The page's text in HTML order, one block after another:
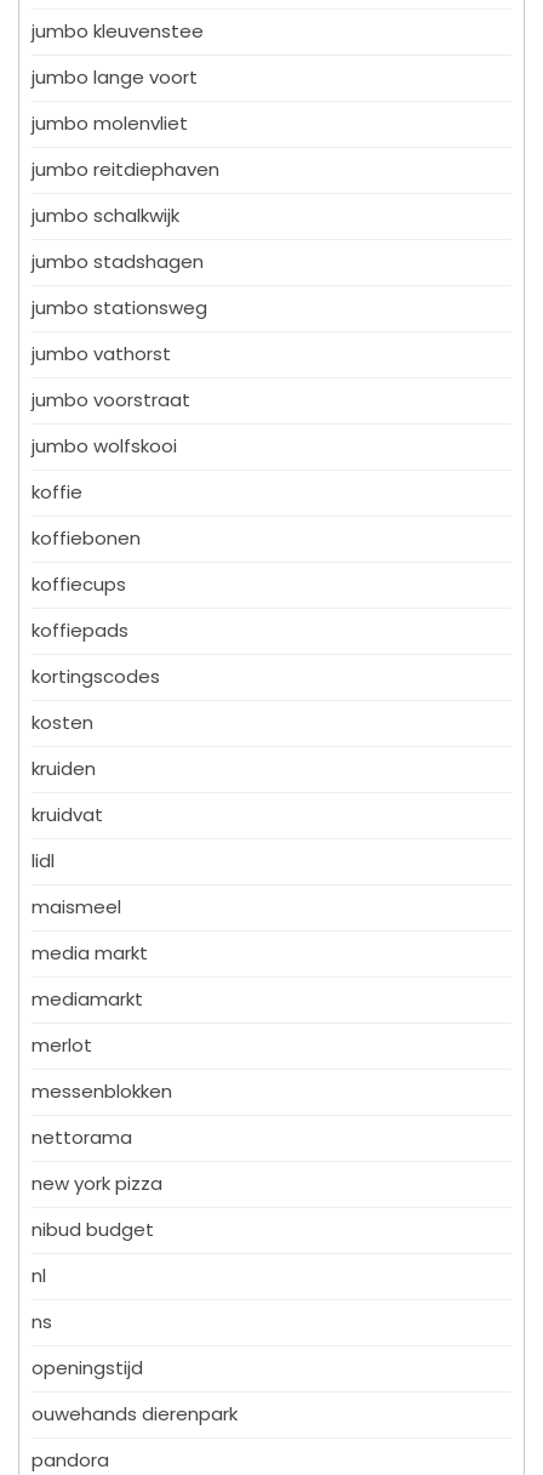
jumbo kleuvenstee
jumbo lange voort
jumbo molenvliet
jumbo reitdiephaven
jumbo schalkwijk
jumbo stadshagen
jumbo stationsweg
jumbo vathorst
jumbo voorstraat
jumbo wolfskooi
koffie
koffiebonen
koffiecups
koffiepads
kortingscodes
kosten
kruiden
kruidvat
lidl
maismeel
media markt
mediamarkt
merlot
messenblokken
nettorama
new york pizza
nibud budget
nl
ns
openingstijd
ouwehands dierenpark
pandora